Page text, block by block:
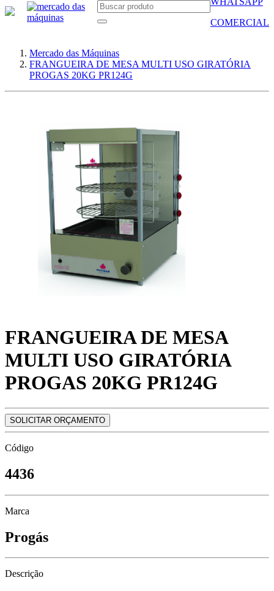
COMERCIAL
Mercado das Máquinas
FRANGUEIRA DE MESA MULTI USO GIRATÓRIA
PROGAS 20KG PR124G
FRANGUEIRA DE MESA
MULTI USO GIRATÓRIA
PROGAS 20KG PR124G
SOLICITAR ORÇAMENTO
Código
4436
Marca
Progás
Descrição